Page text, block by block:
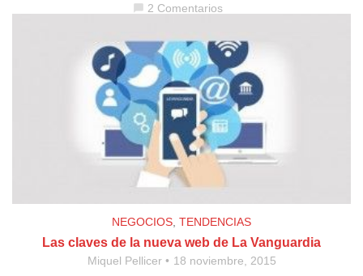
2 Comentarios
NEGOCIOS TENDENCIAS
Las claves de la nueva web de La Vanguardia
Miquel Pellicer 18 noviembre, 2015